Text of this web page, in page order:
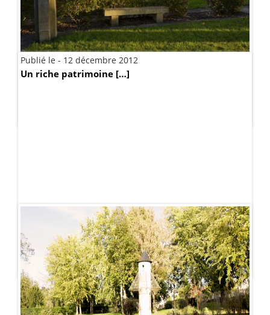
Publié le - 16 avril 2014
A Léognan, situé […]
Publié le - 12 décembre 2012
Un riche patrimoine […]